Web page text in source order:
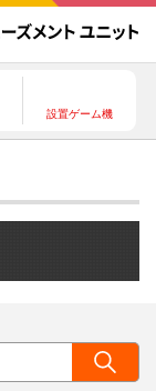
設置ゲーム機